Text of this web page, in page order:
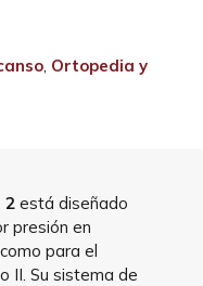
, Ortopedia y
2 está diseñado
presión en
para el
II. Su sistema de